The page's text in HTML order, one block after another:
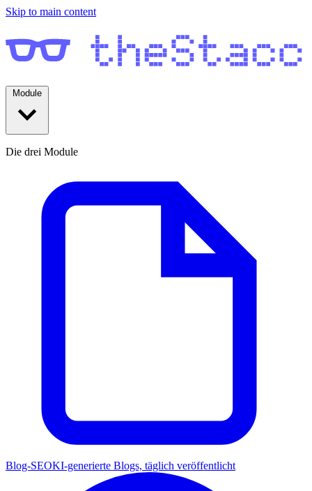
Skip to main content
Die drei Module
Blog-SEOKI-generierte Blogs, täglich veröffentlicht